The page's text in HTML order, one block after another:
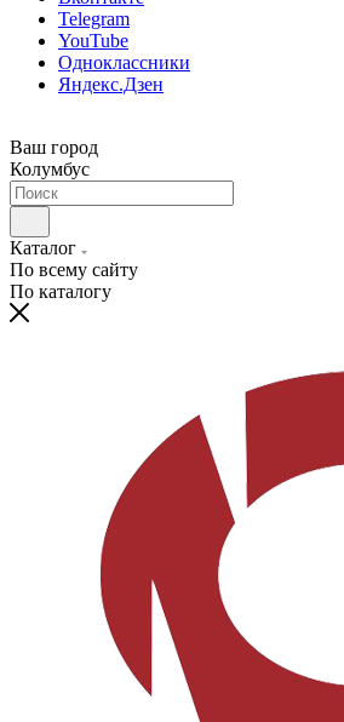
Telegram
YouTube
Одноклассники
Яндекс.Дзен
Ваш город
Колумбус
Каталог
По всему сайту
По каталогу